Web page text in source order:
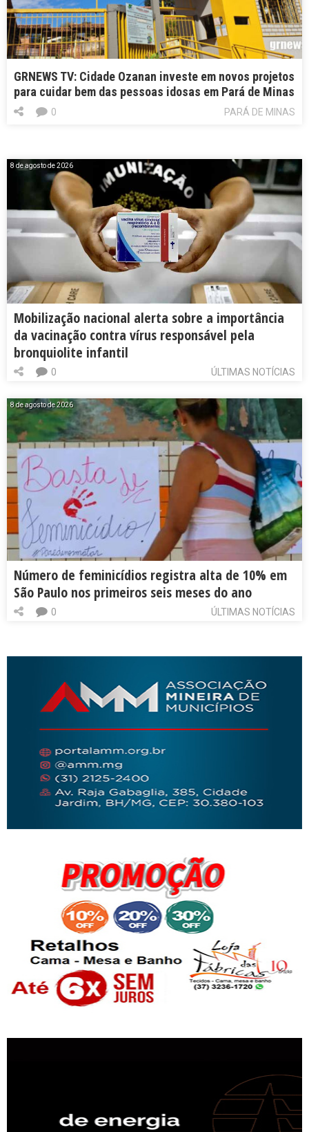
GRNEWS TV: Cidade Ozanan investe em novos projetos
para cuidar bem das pessoas idosas em Pará de Minas
PARÁ DE MINAS
0
8 de agosto de 2026
Mobilização nacional alerta sobre a importância
da vacinação contra vírus responsável pela
bronquiolite infantil
ÚLTIMAS NOTÍCIAS
0
8 de agosto de 2026
Número de feminicídios registra alta de 10% em
São Paulo nos primeiros seis meses do ano
ÚLTIMAS NOTÍCIAS
0